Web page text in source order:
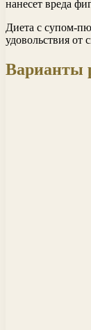
нанесет вреда
Диета с супом-
удовольствия от
Варианты